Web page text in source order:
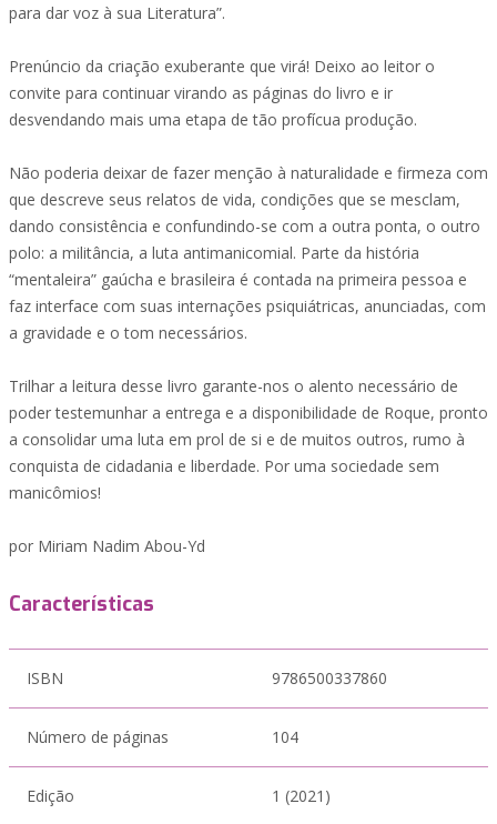
para dar voz à sua Literatura”.
Prenúncio da criação exuberante que virá! Deixo ao leitor o
convite para continuar virando as páginas do livro e ir
desvendando mais uma etapa de tão profícua produção.
Não poderia deixar de fazer menção à naturalidade e firmeza com
que descreve seus relatos de vida, condições que se mesclam,
dando consistência e confundindo-se com a outra ponta, o outro
polo: a militância, a luta antimanicomial. Parte da história
“mentaleira” gaúcha e brasileira é contada na primeira pessoa e
faz interface com suas internações psiquiátricas, anunciadas, com
a gravidade e o tom necessários.
Trilhar a leitura desse livro garante-nos o alento necessário de
poder testemunhar a entrega e a disponibilidade de Roque, pronto
a consolidar uma luta em prol de si e de muitos outros, rumo à
conquista de cidadania e liberdade. Por uma sociedade sem
manicômios!
por Miriam Nadim Abou-Yd
Características
ISBN 9786500337860
Número de páginas 104
Edição 1 (2021)